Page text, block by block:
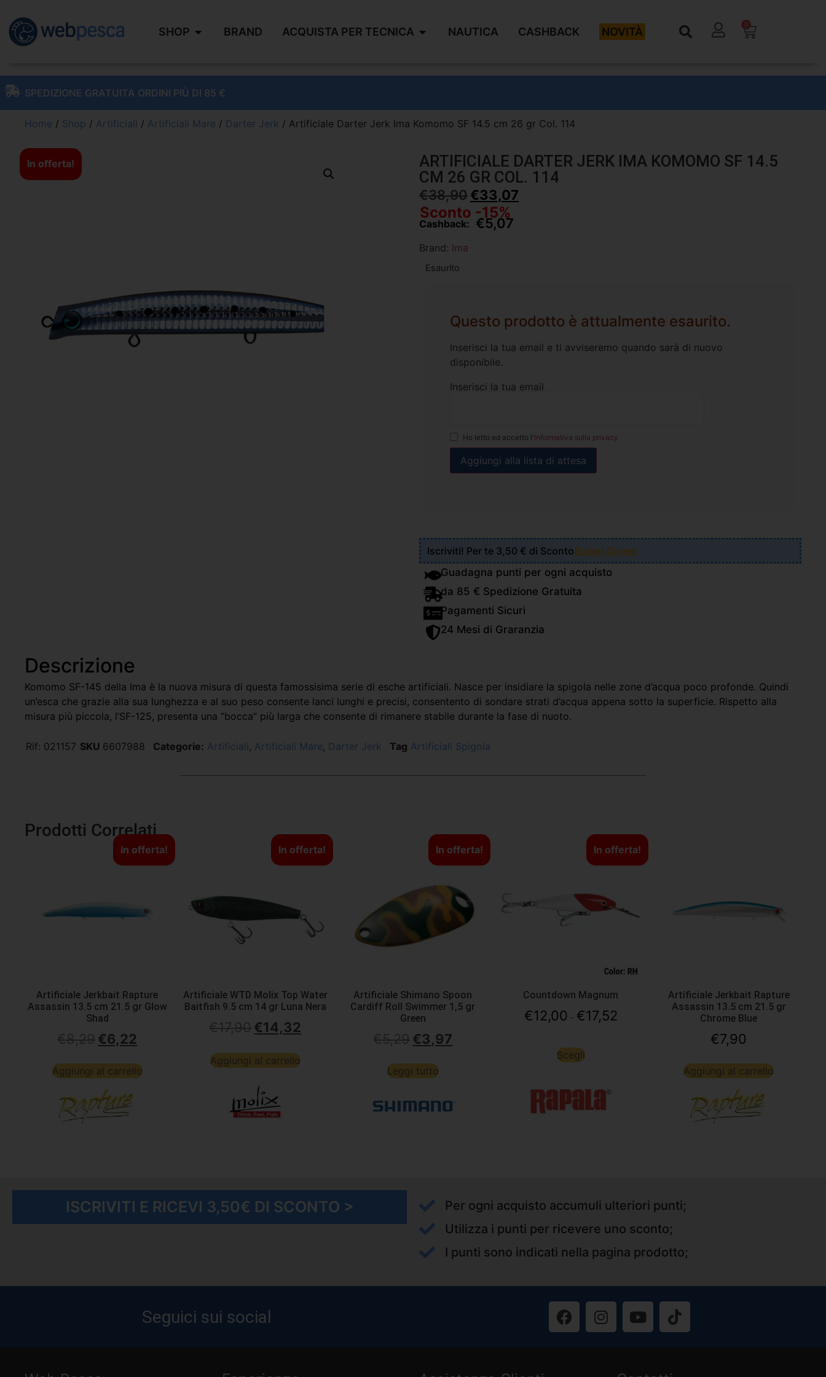
SHOP BRAND ACQUISTA PER TECNICA NAUTICA CASHBACK NOVITÀ
0
SPEDIZIONE GRATUITA ORDINI PIÙ DI 85 €
Home / Shop / Artificiali / Artificiali Mare / Darter Jerk / Artificiale Darter Jerk Ima Komomo SF 14.5 cm 26 gr Col. 114
In offerta!
ARTIFICIALE DARTER JERK IMA KOMOMO SF 14.5
CM 26 GR COL. 114
€38,90€33,07
Sconto -15%
Cashback: €5,07
Brand: Ima
Esaurito
Questo prodotto è attualmente esaurito.
Inserisci la tua email e ti avviseremo quando sarà di nuovo
disponibile.
Inserisci la tua email
Ho letto ed accetto l'Informativa sulla privacy
Iscriviti! Per te 3,50 € di ScontoScopri Come!
Guadagna punti per ogni acquisto
da 85 € Spedizione Gratuita
Pagamenti Sicuri
24 Mesi di Graranzia
Descrizione
Komomo SF-145 della Ima è la nuova misura di questa famossisima serie di esche artificiali. Nasce per insidiare la spigola nelle zone d’acqua poco profonde. Quindi
un’esca che grazie alla sua lunghezza e al suo peso consente lanci lunghi e precisi, consentento di sondare strati d’acqua appena sotto la superficie. Rispetto alla
misura più piccola, l’SF-125, presenta una “bocca” più larga che consente di rimanere stabile durante la fase di nuoto.
Rif: 021157 SKU 6607988 Categorie: Artificiali , Artificiali Mare, Darter Jerk Tag Artificiali Spigola
Prodotti Correlati
In offerta!
Artificiale Jerkbait Rapture
Assassin 13.5 cm 21.5 gr Glow
Shad
€6,22
Aggiungi al carrello
In offerta!
Artificiale WTD Molix Top Water
Baitfish 9.5 cm 14 gr Luna Nera
€14,32
Aggiungi al carrello
In offerta!
Artificiale Shimano Spoon
Cardiff Roll Swimmer 1,5 gr
Green
€3,97
Leggi tutto
In offerta!
Countdown Magnum
€12,00 - €17,52
Scegli
Artificiale Jerkbait Rapture
Assassin 13.5 cm 21.5 gr
Chrome Blue
€7,90
Aggiungi al carrello
ISCRIVITI E RICEVI 3,50€ DI SCONTO >
Per ogni acquisto accumuli ulteriori punti;
Utilizza i punti per ricevere uno sconto;
I punti sono indicati nella pagina prodotto;
Seguici sui social